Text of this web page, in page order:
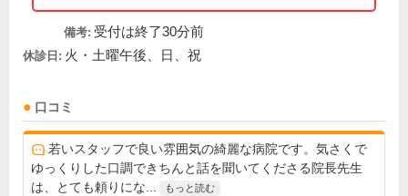
備考: 受付は終了30分前
休診日: 火・土曜午後、日、祝
口コミ
若いスタッフで良い雰囲気の綺麗な病院です。気さくで
ゆっくりした口調できちんと話を聞いてくださる院長先生
は、とても頼りにな...
もっと読む